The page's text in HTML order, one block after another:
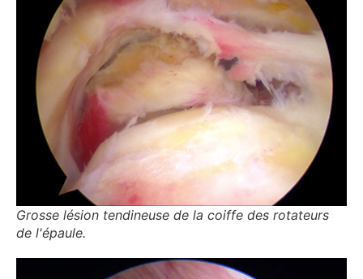
Grosse lésion tendineuse de la coiffe des rotateurs
de l'épaule.